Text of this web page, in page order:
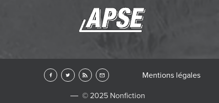
© 2025 Nonfiction
Mentions légales